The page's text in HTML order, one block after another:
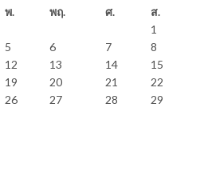
พ. พฤ. ศ.
ส.
1
5 6 7
8
12 13 14
15
19 20 21
22
26 27 28
29